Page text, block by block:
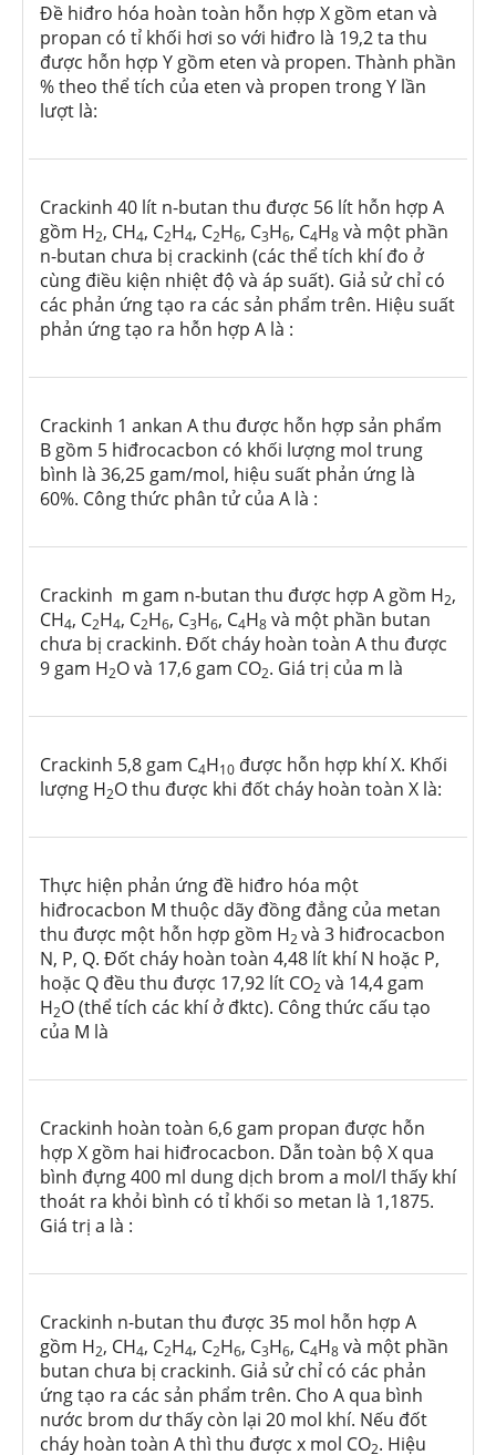
Đề hiđro hóa hoàn toàn hỗn hợp X gồm etan và
propan có tỉ khối hơi so với hiđro là 19,2 ta thu
được hỗn hợp Y gồm eten và propen. Thành phần
% theo thể tích của eten và propen trong Y lần
lượt là:
Crackinh 40 lít n-butan thu được 56 lít hỗn hợp A
gồm H2, CH4, C2H4, C2H6, C3H6, C4H8 và một phần
n-butan chưa bị crackinh (các thể tích khí đo ở
cùng điều kiện nhiệt độ và áp suất). Giả sử chỉ có
các phản ứng tạo ra các sản phẩm trên. Hiệu suất
phản ứng tạo ra hỗn hợp A là :
Crackinh 1 ankan A thu được hỗn hợp sản phẩm
B gồm 5 hiđrocacbon có khối lượng mol trung
bình là 36,25 gam/mol, hiệu suất phản ứng là
60%. Công thức phân tử của A là :
Crackinh m gam n-butan thu được hợp A gồm H2,
CH4, C2H4, C2H6, C3H6, C4H8 và một phần butan
chưa bị crackinh. Đốt cháy hoàn toàn A thu được
9 gam H2O và 17,6 gam CO2. Giá trị của m là
Crackinh 5,8 gam C4H10 được hỗn hợp khí X. Khối
lượng H2O thu được khi đốt cháy hoàn toàn X là:
Thực hiện phản ứng đề hiđro hóa một
hiđrocacbon M thuộc dãy đồng đẳng của metan
thu được một hỗn hợp gồm H2và 3 hiđrocacbon
N, P, Q. Đốt cháy hoàn toàn 4,48 lít khí N hoặc P,
hoặc Q đều thu được 17,92 lít CO2 và 14,4 gam
H2O (thể tích các khí ở đktc). Công thức cấu tạo
của M là
Crackinh hoàn toàn 6,6 gam propan được hỗn
hợp X gồm hai hiđrocacbon. Dẫn toàn bộ X qua
bình đựng 400 ml dung dịch brom a mol/l thấy khí
thoát ra khỏi bình có tỉ khối so metan là 1,1875.
Giá trị a là :
Crackinh n-butan thu được 35 mol hỗn hợp A
gồm H2, CH4, C2H4, C2H6, C3H6, C4H8 và một phần
butan chưa bị crackinh. Giả sử chỉ có các phản
ứng tạo ra các sản phẩm trên. Cho A qua bình
nước brom dư thấy còn lại 20 mol khí. Nếu đốt
cháy hoàn toàn A thì thu được x mol CO2. Hiệu